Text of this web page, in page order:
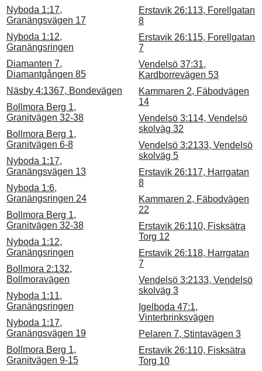
Nyboda 1:17,
Granängsvägen 17
Nyboda 1:12,
Granängsringen
Diamanten 7,
Diamantgången 85
Näsby 4:1367, Bondevägen
Bollmora Berg 1,
Granitvägen 32-38
Bollmora Berg 1,
Granitvägen 6-8
Nyboda 1:17,
Granängsvägen 13
Nyboda 1:6,
Granängsringen 24
Bollmora Berg 1,
Granitvägen 32-38
Nyboda 1:12,
Granängsringen
Bollmora 2:132,
Bollmoravägen
Nyboda 1:11,
Granängsringen
Nyboda 1:17,
Granängsvägen 19
Bollmora Berg 1,
Granitvägen 9-15
Erstavik 26:113, Forellgatan
8
Erstavik 26:115, Forellgatan
7
Vendelsö 37:31,
Kardborrevägen 53
Kammaren 2, Fäbodvägen
14
Vendelsö 3:114, Vendelsö
skolväg 32
Vendelsö 3:2133, Vendelsö
skolväg 5
Erstavik 26:117, Harrgatan
8
Kammaren 2, Fäbodvägen
22
Erstavik 26:110, Fisksätra
Torg 12
Erstavik 26:118, Harrgatan
7
Vendelsö 3:2133, Vendelsö
skolväg 3
Igelboda 47:1,
Vinterbrinksvägen
Pelaren 7, Stintavägen 3
Erstavik 26:110, Fisksätra
Torg 10